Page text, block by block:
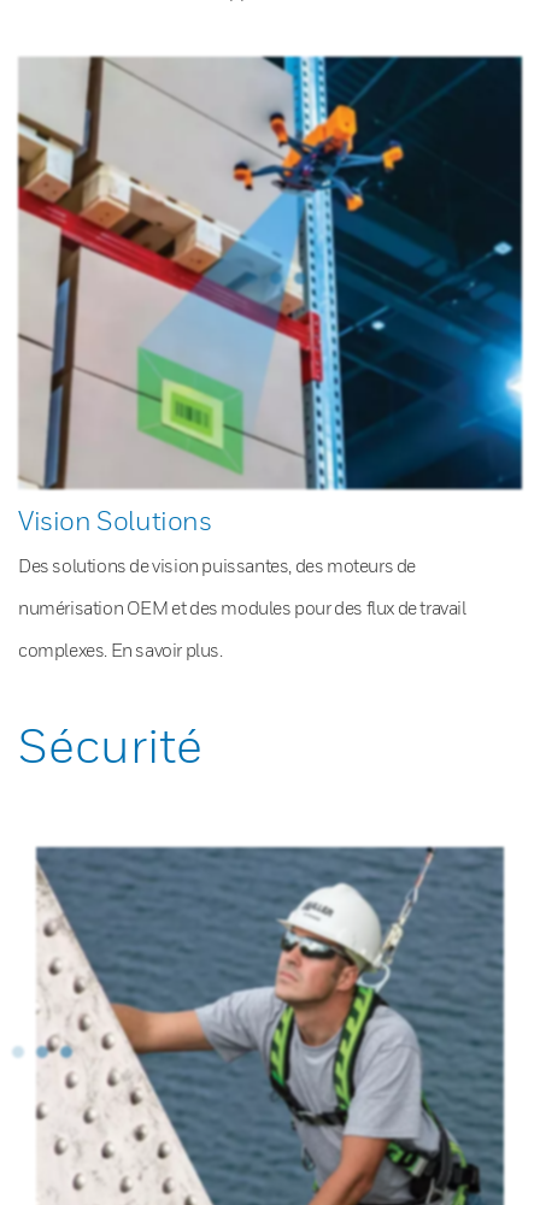
Vision Solutions
Des solutions de vision puissantes, des moteurs de
numérisation OEM et des modules pour des flux de travail
complexes. En savoir plus.
Sécurité